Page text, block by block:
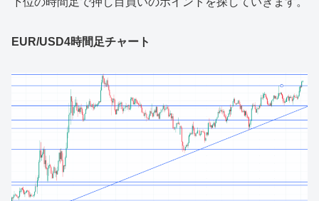
EUR/USD4時間足チャート